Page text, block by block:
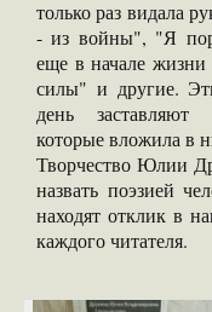
только раз видала
- из войны", "Я
еще в начале жизни
силы" и другие.
день заставляют
которые вложила в
Творчество Юлии
назвать поэзией
находят отклик в
каждого читателя.